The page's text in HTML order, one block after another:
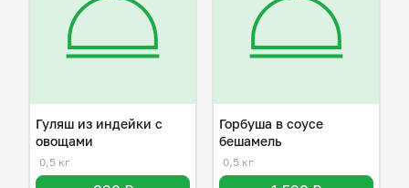
Гуляш из индейки с
овощами
0,5 кг
Горбуша в соусе
бешамель
0,5 кг